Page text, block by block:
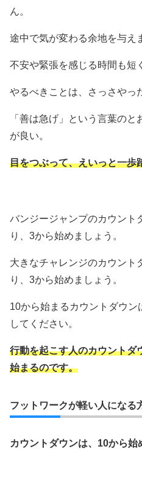
ん。
途中で気が変わる余地を与え
不安や緊張を感じる時間も短
やるべきことは、さっさやっ
「善は急げ」という言葉の
が良い。
目をつぶって、えいっと一歩
バンジージャンプのカウント
り、3から始めましょう。
大きなチャレンジのカウント
り、3から始めましょう。
10から始まるカウントダウン
してください。
行動を起こす人のカウントダ
始まるのです。
フットワークが軽い人になる
カウントダウンは、10から始